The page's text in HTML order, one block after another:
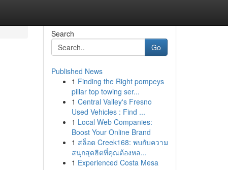
Search
Go
Published News
1 Finding the Right pompeys
pillar top towing ser...
1 Central Valley's Fresno
Used Vehicles : Find ...
1 Local Web Companies:
Boost Your Online Brand
1 สล็อต Creek168: พบกับความ
สนุกสุดฮิตที่คุณต้องหล...
1 Experienced Costa Mesa